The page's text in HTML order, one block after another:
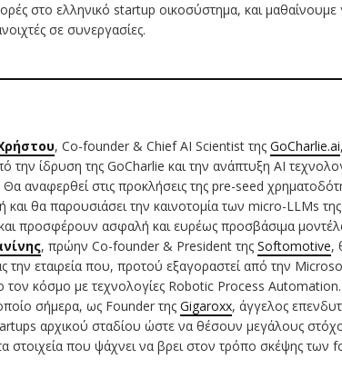
στο ελληνικό startup οικοσύστημα, και μαθαίνουμε
σε συνεργασίες.
, Co-founder & Chief AI Scientist της GoCharlie.ai
την ίδρυση της GoCharlie και την ανάπτυξη AI
αναφερθεί στις προκλήσεις της pre-seed
και θα παρουσιάσει την καινοτομία των micro-LLMs
προσφέρουν ασφαλή και ευρέως προσβάσιμα
, πρώην Co-founder & President της Softomotive,
την εταιρεία που, προτού εξαγοραστεί από την
τον κόσμο με τεχνολογίες Robotic Process
σήμερα, ως Founder της Gigaroxx, άγγελος
αρχικού σταδίου ώστε να θέσουν μεγάλους
τα στοιχεία που ψάχνει να βρει στον τρόπο σκέψης των